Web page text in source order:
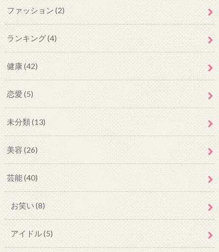
ファッション (2)
ランキング(4)
健康(42)
恋愛 (5)
未分類(13)
美容 (26)
芸能(40)
お笑い (8)
アイドル(5)